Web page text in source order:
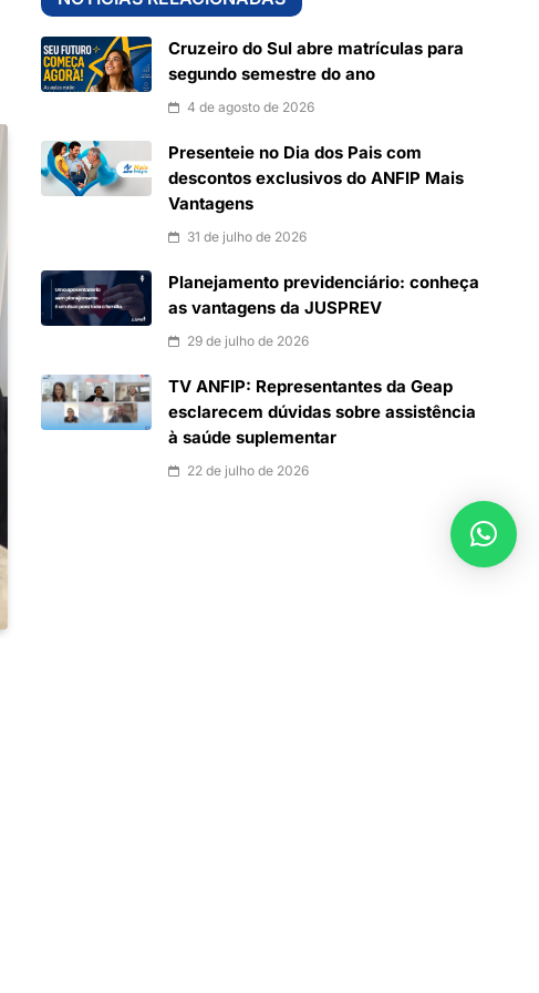
Cruzeiro do Sul abre matrículas para
segundo semestre do ano
4 de agosto de 2026
Presenteie no Dia dos Pais com
descontos exclusivos do ANFIP Mais
Vantagens
31 de julho de 2026
Planejamento previdenciário: conheça
as vantagens da JUSPREV
29 de julho de 2026
TV ANFIP: Representantes da Geap
esclarecem dúvidas sobre assistência
à saúde suplementar
22 de julho de 2026